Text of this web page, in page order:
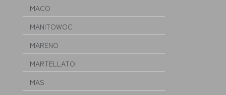
MACO
MANITOWOC
MARENO
MARTELLATO
MAS